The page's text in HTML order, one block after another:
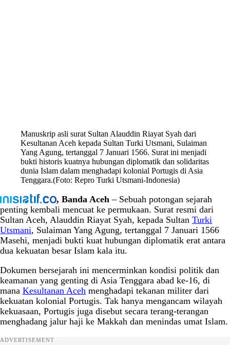
Manuskrip asli surat Sultan Alauddin Riayat Syah dari
Kesultanan Aceh kepada Sultan Turki Utsmani, Sulaiman
Yang Agung, tertanggal 7 Januari 1566. Surat ini menjadi
bukti historis kuatnya hubungan diplomatik dan solidaritas
dunia Islam dalam menghadapi kolonial Portugis di Asia
Tenggara.(Foto: Repro Turki Utsmani-Indonesia)
, Banda Aceh – Sebuah potongan sejarah
penting kembali mencuat ke permukaan. Surat resmi dari
Sultan Aceh, Alauddin Riayat Syah, kepada Sultan Turki
Utsmani, Sulaiman Yang Agung, tertanggal 7 Januari 1566
Masehi, menjadi bukti kuat hubungan diplomatik erat antara
dua kekuatan besar Islam kala itu.
Dokumen bersejarah ini mencerminkan kondisi politik dan
keamanan yang genting di Asia Tenggara abad ke-16, di
mana Kesultanan Aceh menghadapi tekanan militer dari
kekuatan kolonial Portugis. Tak hanya mengancam wilayah
kekuasaan, Portugis juga disebut secara terang-terangan
menghadang jalur haji ke Makkah dan menindas umat Islam.
ADVERTISEMENT